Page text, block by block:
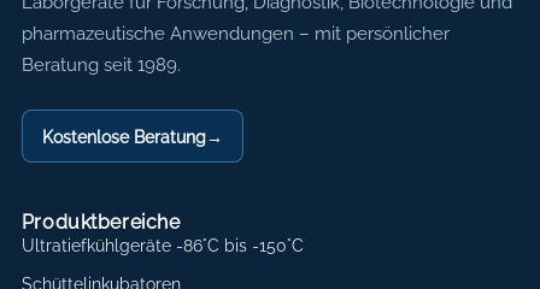
pharmazeutische Anwendungen – mit persönlicher
Beratung seit 1989.
Kostenlose Beratung→
Produktbereiche
Ultratiefkühlgeräte -86°C bis -150°C
Schüttelinkubatoren